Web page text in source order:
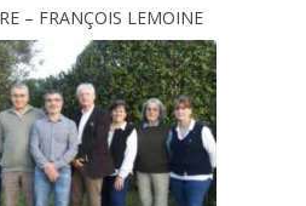
– FRANÇOIS LEMOINE